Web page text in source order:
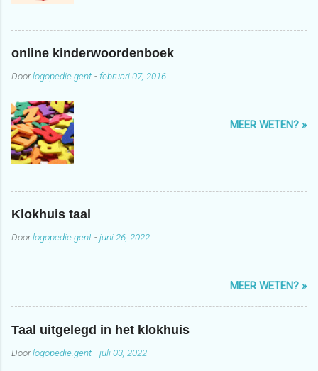
online kinderwoordenboek
Doorlogopedie.gent - februari 07, 2016
MEER WETEN? »
Klokhuis taal
Doorlogopedie.gent -juni 26, 2022
MEER WETEN? »
Taal uitgelegd in het klokhuis
Doorlogopedie.gent -juli 03, 2022